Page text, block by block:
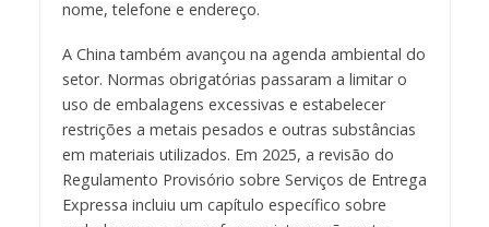
nome, telefone e endereço.
A China também avançou na agenda ambiental do
setor. Normas obrigatórias passaram a limitar o
uso de embalagens excessivas e estabelecer
restrições a metais pesados e outras substâncias
em materiais utilizados. Em 2025, a revisão do
Regulamento Provisório sobre Serviços de Entrega
Expressa incluiu um capítulo específico sobre